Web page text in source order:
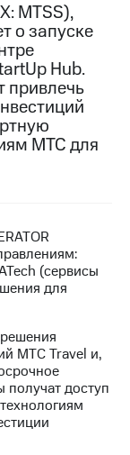
MTSS),
о запуске
Hub.
привлечь
МТС для
(сервисы
для
МТС Travel и,
получат доступ